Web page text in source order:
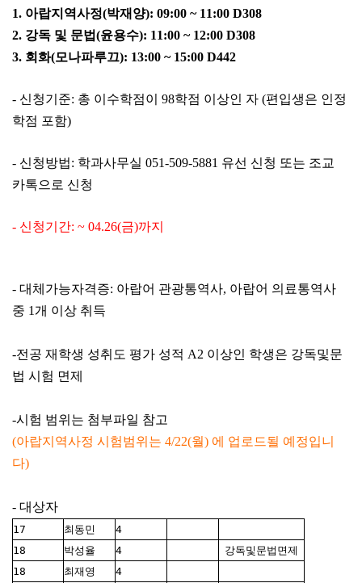
1. 아랍지역사정(박재양): 09:00 ~ 11:00 D308
2. 강독 및 문법(윤용수): 11:00 ~ 12:00 D308
3. 회화(모나파루끄): 13:00 ~ 15:00 D442
- 신청기준: 총 이수학점이 98학점 이상인 자 (편입생은 인정
학점 포함)
- 신청방법: 학과사무실 051-509-5881 유선 신청 또는 조교
카톡으로 신청
- 신청기간: ~ 04.26(금)까지
- 대체가능자격증: 아랍어 관광통역사, 아랍어 의료통역사
중 1개 이상 취득
-전공 재학생 성취도 평가 성적 A2 이상인 학생은 강독및문
법 시험 면제
-시험 범위는 첨부파일 참고
(아랍지역사정 시험범위는 4/22(월) 에 업로드될 예정입니
다)
- 대상자
17 최동민
4
18
박성율 4
강독및문법면제
18
최재영
4